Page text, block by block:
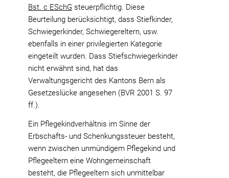
Bst. c ESchG steuerpflichtig. Diese
Beurteilung berücksichtigt, dass Stiefkinder,
Schwiegerkinder, Schwiegereltern, usw.
ebenfalls in einer privilegierten Kategorie
eingeteilt wurden. Dass Stiefschwiegerkinder
nicht erwähnt sind, hat das
Verwaltungsgericht des Kantons Bern als
Gesetzeslücke angesehen (BVR 2001 S. 97
ff.).
Ein Pflegekindverhältnis im Sinne der
Erbschafts- und Schenkungssteuer besteht,
wenn zwischen unmündigem Pflegekind und
Pflegeeltern eine Wohngemeinschaft
besteht, die Pflegeeltern sich unmittelbar